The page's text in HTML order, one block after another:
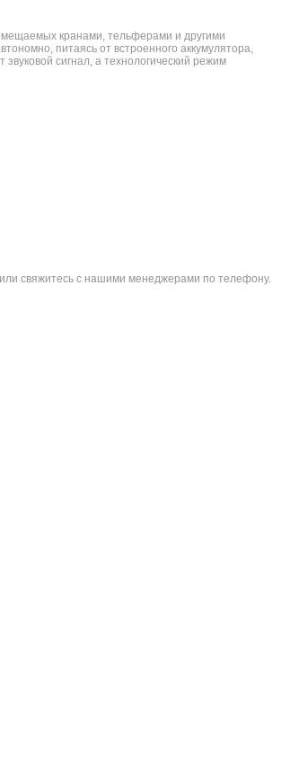
кранами, тельферами и другими
питаясь от встроенного аккумулятора,
сигнал, а технологический режим
свяжитесь с нашими менеджерами по телефону.